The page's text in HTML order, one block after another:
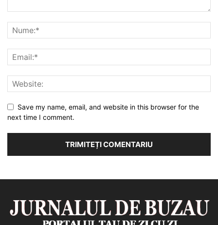
Save my name, email, and website in this browser for the
next time I comment.